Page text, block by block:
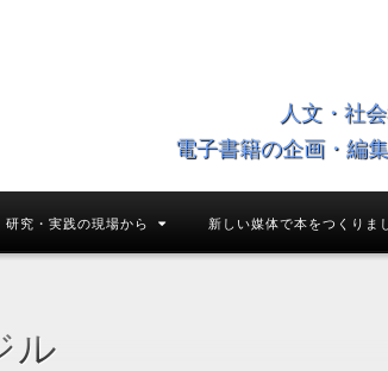
人文・社
電子書籍の企画・編
研究・実践の現場から 新しい媒体で本をつくりま
ル